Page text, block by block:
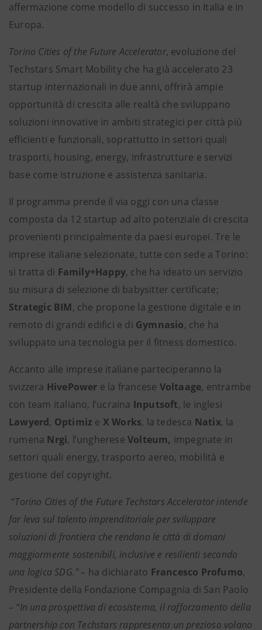
affermazione come modello di successo in Italia e in
Europa.
Torino Cities of the Future Accelerator, evoluzione del
Techstars Smart Mobility che ha già accelerato 23
startup internazionali in due anni, offrirà ampie
opportunità di crescita alle realtà che sviluppano
soluzioni innovative in ambiti strategici per città più
efficienti e funzionali, soprattutto in settori quali
trasporti, housing, energy, infrastrutture e servizi
base come istruzione e assistenza sanitaria.
Il programma prende il via oggi con una classe
composta da 12 startup ad alto potenziale di crescita
provenienti principalmente da paesi europei. Tre le
imprese italiane selezionate, tutte con sede a Torino:
si tratta di Family+Happy, che ha ideato un servizio
su misura di selezione di babysitter certificate;
Strategic BIM, che propone la gestione digitale e in
remoto di grandi edifici e di Gymnasio, che ha
sviluppato una tecnologia per il fitness domestico.
Accanto alle imprese italiane parteciperanno la
svizzera HivePower e la francese Voltaage, entrambe
con team italiano, l’ucraina Inputsoft, le inglesi
Lawyerd, Optimiz e X Works, la tedesca Natix, la
rumena Nrgi, l’unghereseVolteum, impegnate in
settori quali energy, trasporto aereo, mobilità e
gestione del copyright.
“Torino Cities of the Future Techstars Accelerator intende
far leva sul talento imprenditoriale per sviluppare
soluzioni di frontiera che rendano le città di domani
maggiormente sostenibili, inclusive e resilienti secondo
una logica SDG.” – ha dichiarato Francesco Profumo,
Presidente della Fondazione Compagnia di San Paolo
– “In una prospettiva di ecosistema, il rafforzamento della
partnership con Techstars rappresenta un prezioso volano